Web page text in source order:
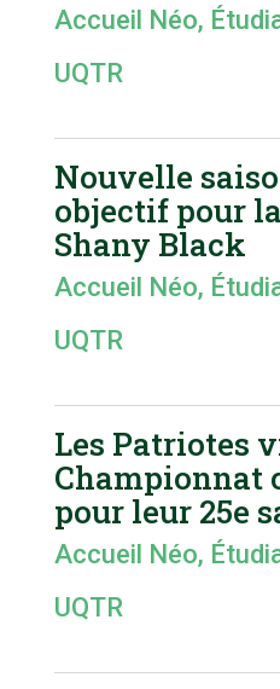
Accueil Néo,
UQTR
Nouvelle
objectif pour
Shany Black
Accueil Néo,
UQTR
Les Patriotes
Championnat
pour leur 25e
Accueil Néo,
UQTR